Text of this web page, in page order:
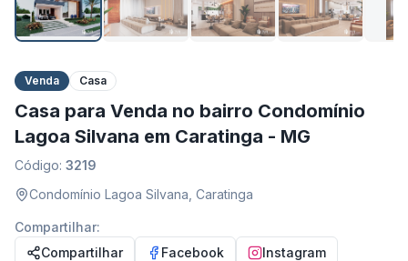
Venda Casa
Casa para Venda no bairro Condomínio
Lagoa Silvana em Caratinga - MG
Código: 3219
Condomínio Lagoa Silvana Caratinga
Compartilhar:
Compartilhar
Facebook Instagram